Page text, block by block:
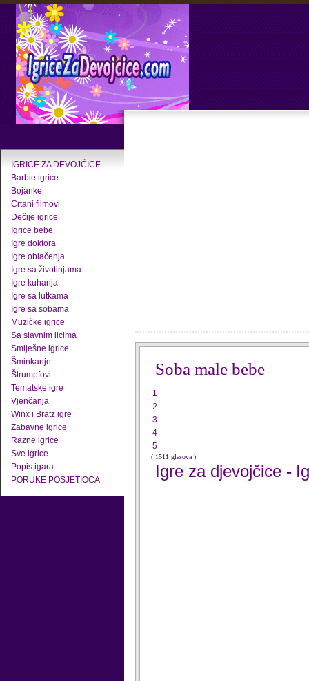
IGRICE ZA DEVOJČICE
Barbie igrice
Bojanke
Crtani filmovi
Dečije igrice
Igrice bebe
Igre doktora
Igre oblačenja
Igre sa životinjama
Igre kuhanja
Igre sa lutkama
Igre sa sobama
Muzičke igrice
Sa slavnim licima
Smiješne igrice
Šminkanje
Štrumpfovi
Tematske igre
Vjenčanja
Winx i Bratz igre
Zabavne igrice
Razne igrice
Sve igrice
Popis igara
PORUKE POSJETIOCA
Soba male bebe
1
2
3
4
5
( 1511 glasova )
Igre za djevojčice -